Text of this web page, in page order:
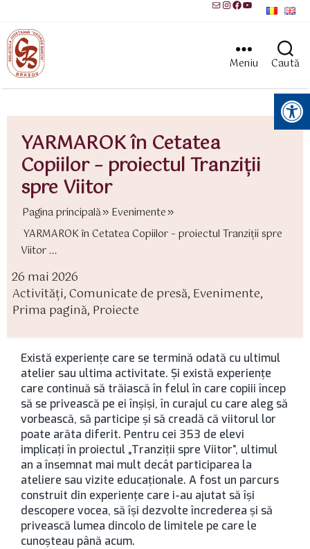
MailInstagram
Facebook
YouTube
Meniu Caută
Instrumente pentru accesibilitate
YARMAROK în Cetatea
Copiilor – proiectul Tranziții
spre Viitor
Pagina principală
Evenimente
YARMAROK în Cetatea Copiilor – proiectul Tranziții spre
Viitor ...
26 mai 2026
Activităţi,Comunicate de presă, Evenimente,
Prima pagină, Proiecte
Există experiențe care se termină odată cu ultimul
atelier sau ultima activitate. Și există experiențe
care continuă să trăiască în felul în care copiii încep
să se privească pe ei înșiși, în curajul cu care aleg să
vorbească, să participe și să creadă că viitorul lor
poate arăta diferit. Pentru cei 353 de elevi
implicați în proiectul „Tranziții spre Viitor”, ultimul
an a însemnat mai mult decât participarea la
ateliere sau vizite educaționale. A fost un parcurs
construit din experiențe care i-au ajutat să își
descopere vocea, să își dezvolte încrederea și să
privească lumea dincolo de limitele pe care le
cunoșteau până acum.